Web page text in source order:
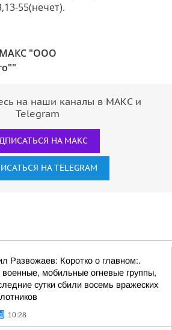
55(нечет).
МАКС "ООО
на наши каналы в МАКС и
Telegram
НА МАКС
НА TELEGRAM
Развожаев: Коротко о главном:.
мобильные огневые группы,
сутки сбили восемь вражеских
10:28